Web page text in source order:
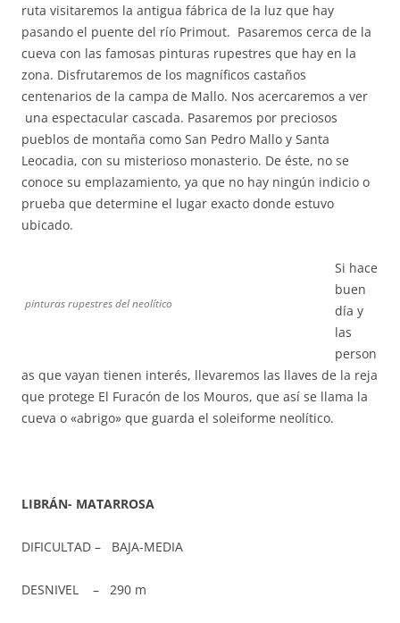
ruta visitaremos la antigua fábrica de la luz que hay
pasando el puente del río Primout. Pasaremos cerca de la
cueva con las famosas pinturas rupestres que hay en la
zona. Disfrutaremos de los magníficos castaños
centenarios de la campa de Mallo. Nos acercaremos a ver
una espectacular cascada. Pasaremos por preciosos
pueblos de montaña como San Pedro Mallo y Santa
Leocadia, con su misterioso monasterio. De éste, no se
conoce su emplazamiento, ya que no hay ningún indicio o
prueba que determine el lugar exacto donde estuvo
ubicado.
pinturas rupestres del neolítico
Si hace
buen
día y
las
person
as que vayan tienen interés, llevaremos las llaves de la reja
que protege El Furacón de los Mouros, que así se llama la
cueva o «abrigo» que guarda el soleiforme neolítico.
LIBRÁN- MATARROSA
DIFICULTAD – BAJA-MEDIA
DESNIVEL – 290 m